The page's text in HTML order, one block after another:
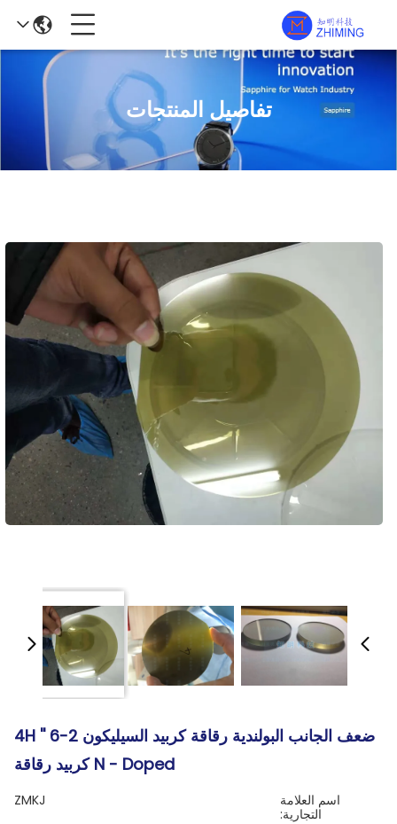
تفاصيل المنتجات
ضعف الجانب البولندية رقاقة كربيد السيليكون 2-6 '' 4H
N - Doped كربيد رقاقة
اسم العلامة
التجارية:
ZMKJ